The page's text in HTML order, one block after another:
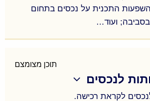
השפעות התכנית על נכסים בתחום
ועוד…
טבלאות הקצאה; חוות דעת לפי תקן 21; ליווי שמאי
(לנכסים ובעלי זכויות בתחום
גובלים); הכנת חוות דעת בשלב
תוכן מצומצם
לנכסים
לקראת רכישה.